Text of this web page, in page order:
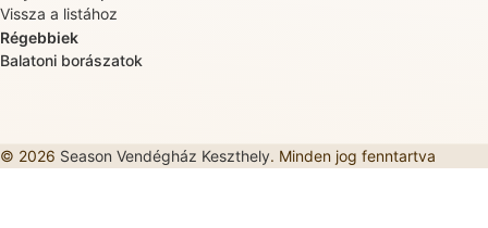
Vissza a listához
Régebbiek
Balatoni borászatok
© 2026 Season Vendégház Keszthely. Minden jog fenntartva